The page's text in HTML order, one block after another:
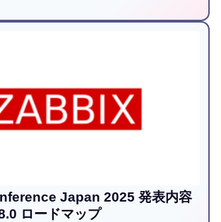
Japan 2025 発表内容
ロードマップ